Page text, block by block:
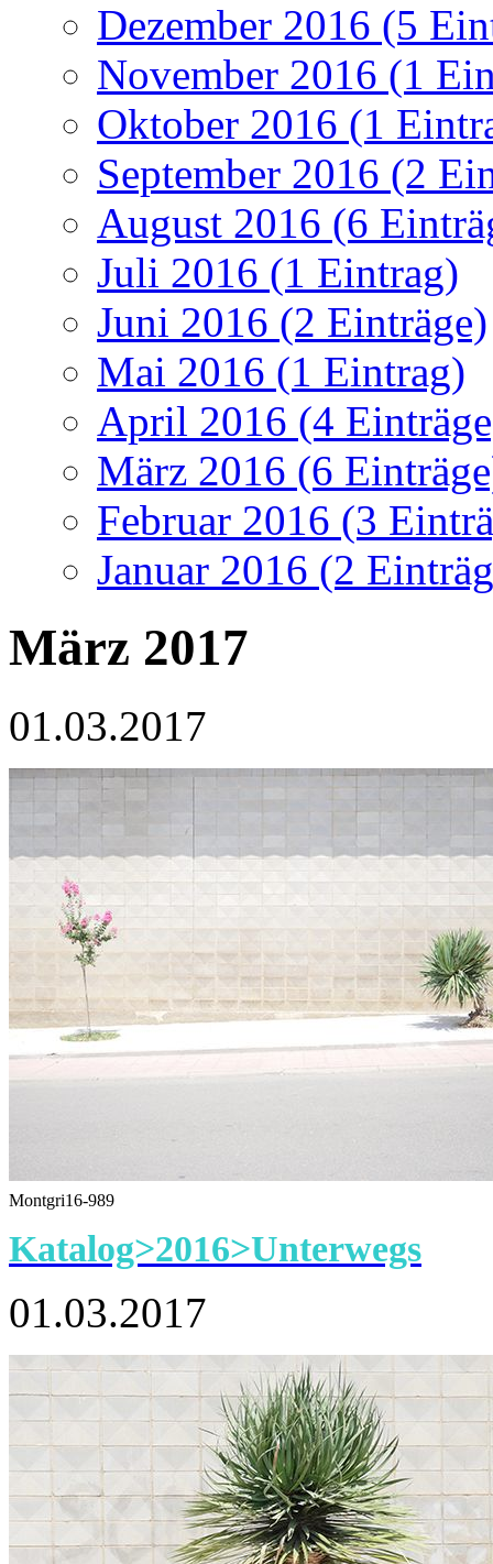
Dezember 2016 (5
November 2016 (1
Oktober 2016 (1
September 2016 (2
August 2016 (6
Juli 2016 (1 Eintrag)
Juni 2016 (2 Einträge)
Mai 2016 (1 Eintrag)
April 2016 (4
März 2016 (6
Februar 2016 (3
Januar 2016 (2
März 2017
01.03.2017
Montgri16-989
Katalog>2016>Unterwegs
01.03.2017